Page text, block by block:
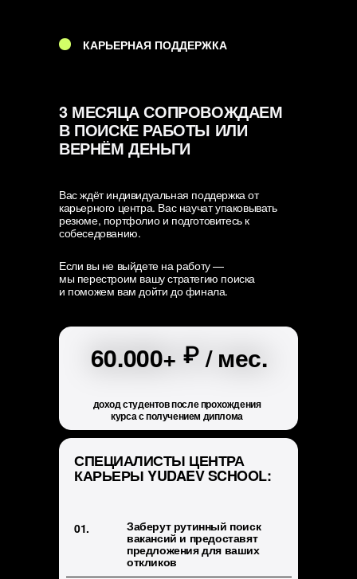
КАРЬЕРНАЯ ПОДДЕРЖКА
3 МЕСЯЦА СОПРОВОЖДАЕМ
В ПОИСКЕ РАБОТЫ ИЛИ
ВЕРНЁМ ДЕНЬГИ
доход студентов после прохождения
курса с получением диплома
СПЕЦИАЛИСТЫ ЦЕНТРА
КАРЬЕРЫ YUDAEV SCHOOL:
Заберут рутинный поиск
вакансий и предоставят
предложения для ваших
откликов
01.
60.000+ ₽ / мес.
Вас ждёт индивидуальная поддержка от
карьерного центра. Вас научат упаковывать
резюме, портфолио и подготовитесь к
собеседованию.
Если вы не выйдете на работу —
мы перестроим вашу стратегию поиска
и поможем вам дойти до финала.